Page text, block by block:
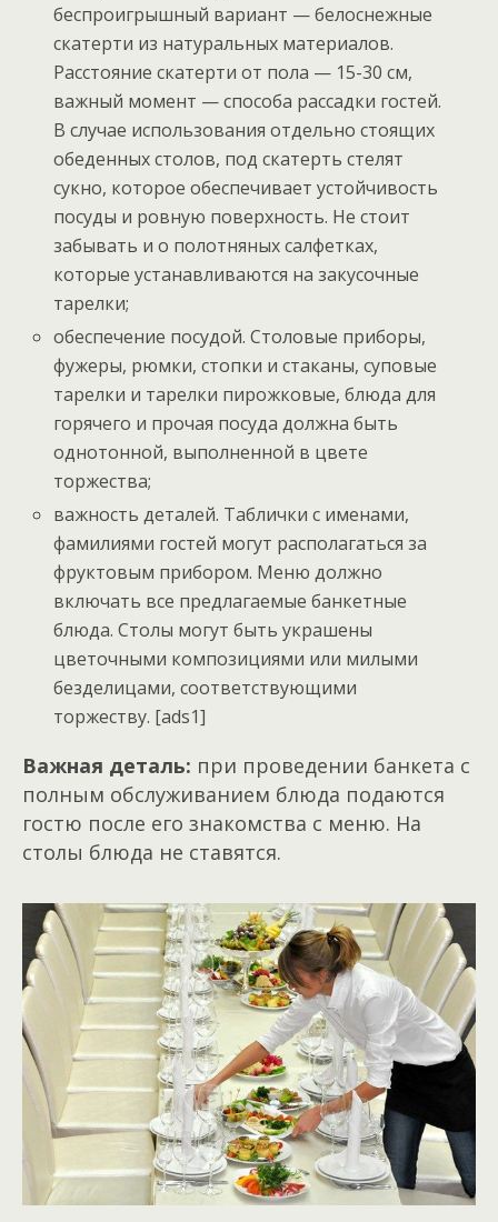
беспроигрышный вариант — белоснежные
скатерти из натуральных материалов.
Расстояние скатерти от пола — 15-30 см,
важный момент — способа рассадки гостей.
В случае использования отдельно стоящих
обеденных столов, под скатерть стелят
сукно, которое обеспечивает устойчивость
посуды и ровную поверхность. Не стоит
забывать и о полотняных салфетках,
которые устанавливаются на закусочные
тарелки;
обеспечение посудой. Столовые приборы,
фужеры, рюмки, стопки и стаканы, суповые
тарелки и тарелки пирожковые, блюда для
горячего и прочая посуда должна быть
однотонной, выполненной в цвете
торжества;
важность деталей. Таблички с именами,
фамилиями гостей могут располагаться за
фруктовым прибором. Меню должно
включать все предлагаемые банкетные
блюда. Столы могут быть украшены
цветочными композициями или милыми
безделицами, соответствующими
торжеству. [ads1]
Важная деталь: при проведении банкета с
полным обслуживанием блюда подаются
гостю после его знакомcтва с меню. На
столы блюда не ставятся.